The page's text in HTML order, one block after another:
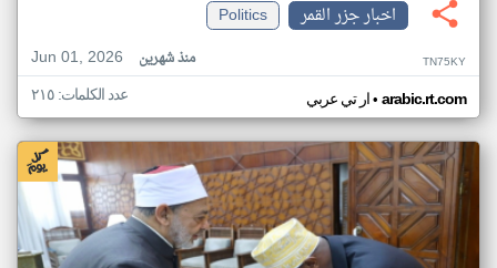
اخبار جزر القمر
Politics
Jun 01, 2026
منذ شهرين TN75KY
ار تي عربي• arabic.rt.com عدد الكلمات: ٢١٥